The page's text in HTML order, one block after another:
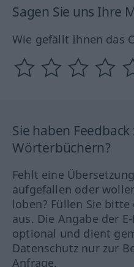
Sagen Sie uns Ihre
Wie gefällt Ihnen das
Sie haben
Wörterbüchern?
Fehlt eine
aufgefallen oder
loben? Füllen Sie bitte
aus. Die Angabe der
optional und dient
Datenschutz nur zur
Anfrage.